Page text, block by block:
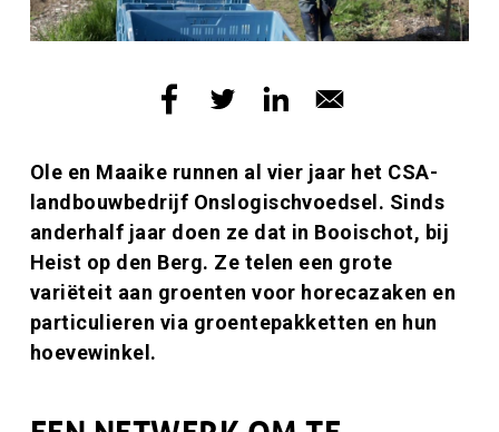
Inleiding
Ole en Maaike runnen al vier jaar het CSA-
landbouwbedrijf Onslogischvoedsel. Sinds
anderhalf jaar doen ze dat in Booischot, bij
Heist op den Berg. Ze telen een grote
variëteit aan groenten voor horecazaken en
particulieren via groentepakketten en hun
hoevewinkel.